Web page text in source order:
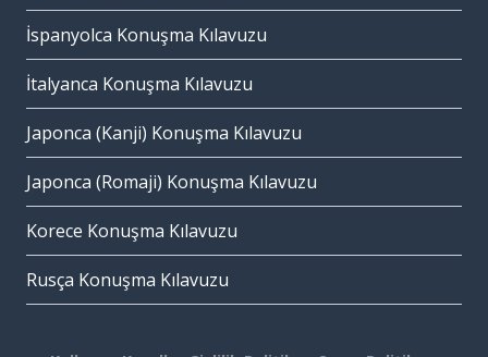
İspanyolca Konuşma Kılavuzu
İtalyanca Konuşma Kılavuzu
Japonca (Kanji) Konuşma Kılavuzu
Japonca (Romaji) Konuşma Kılavuzu
Korece Konuşma Kılavuzu
Rusça Konuşma Kılavuzu